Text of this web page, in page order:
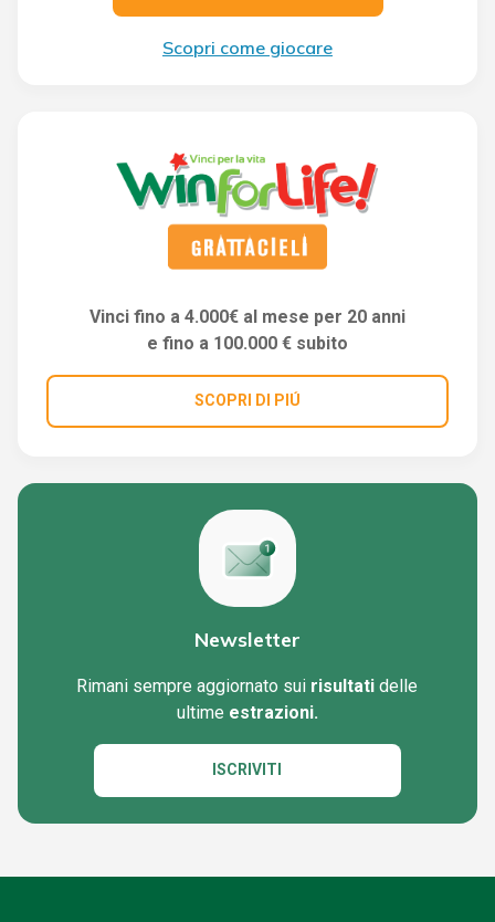
Scopri come giocare
Vinci fino a 4.000€ al mese per 20 anni
e fino a 100.000 € subito
SCOPRI DI PIÚ
Newsletter
Rimani sempre aggiornato sui risultati delle
ultime estrazioni.
ISCRIVITI